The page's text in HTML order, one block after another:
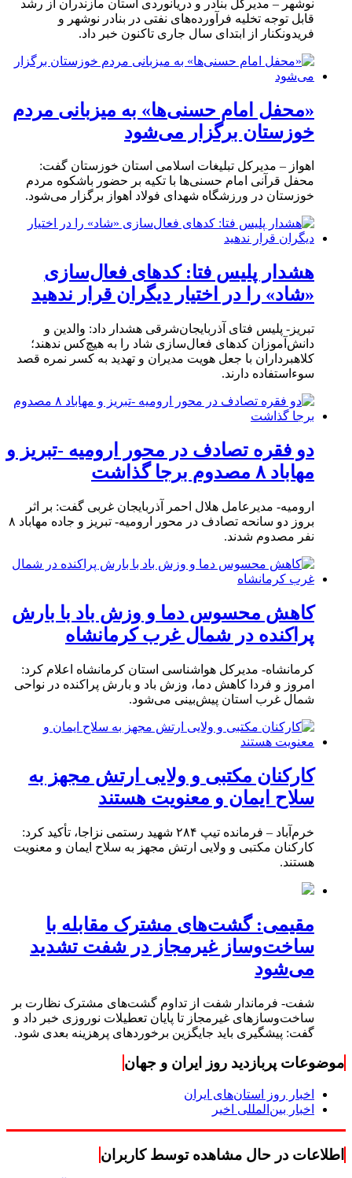
نوشهر – مدیرکل بنادر و دریانوردی استان مازندران از رشد
قابل توجه تخلیه فرآورده‌های نفتی در بنادر نوشهر و
فریدونکنار از ابتدای سال جاری تاکنون خبر داد.
«محفل امام حسنی‌ها» به میزبانی مردم
خوزستان برگزار می‌شود
اهواز – مدیرکل تبلیغات اسلامی استان خوزستان گفت:
محفل قرآنی امام حسنی‌ها با تکیه بر حضور باشکوه مردم
خوزستان در ورزشگاه شهدای فولاد اهواز برگزار می‌شود.
هشدار پلیس فتا: کدهای فعال‌سازی
«شاد» را در اختیار دیگران قرار ندهید
تبریز- پلیس فتای آذربایجان‌شرقی هشدار داد: والدین و
دانش‌آموزان کدهای فعال‌سازی شاد را به هیچ‌کس ندهند؛
کلاهبرداران با جعل هویت مدیران و تهدید به کسر نمره قصد
سوءاستفاده دارند.
دو فقره تصادف در محور ارومیه -تبریز و
مهاباد ۸ مصدوم برجا گذاشت
ارومیه- مدیرعامل هلال احمر آذربایجان غربی گفت: بر اثر
بروز دو سانحه تصادف در محور ارومیه- تبریز و جاده مهاباد ۸
نفر مصدوم شدند.
کاهش محسوس دما و وزش باد با بارش
پراکنده در شمال غرب کرمانشاه
کرمانشاه- مدیرکل هواشناسی استان کرمانشاه اعلام کرد:
امروز و فردا کاهش دما، وزش باد و بارش پراکنده در نواحی
شمال غرب استان پیش‌بینی می‌شود.
کارکنان مکتبی و ولایی ارتش مجهز به
سلاح ایمان و معنویت هستند
خرم‌آباد – فرمانده تیپ ۲۸۴ شهید رستمی نزاجا، تأکید کرد:
کارکنان مکتبی و ولایی ارتش مجهز به سلاح ایمان و معنویت
هستند.
مقیمی: گشت‌های مشترک مقابله با
ساخت‌وساز غیرمجاز در شفت تشدید
می‌شود
شفت- فرماندار شفت از تداوم گشت‌های مشترک نظارت بر
ساخت‌وسازهای غیرمجاز تا پایان تعطیلات نوروزی خبر داد و
گفت: پیشگیری باید جایگزین برخوردهای پرهزینه بعدی شود.
موضوعات پربازدید روز ایران و جهان
اخبار روز استان‌های ایران
اخبار بین‌المللی اخیر
اطلاعات در حال مشاهده توسط کاربران